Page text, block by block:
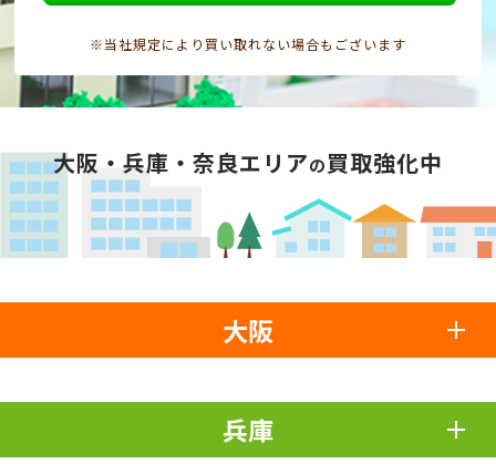
※当社規定により買い取れない場合もございます
大阪・兵庫・奈良エリアの買取強化中
大阪
兵庫